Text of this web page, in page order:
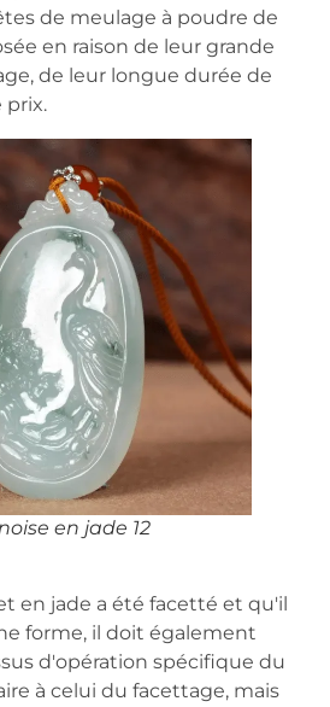
de meulage à poudre de
en raison de leur grande
de leur longue durée de
prix.
en jade 12
en jade a été facetté et qu'il
forme, il doit également
d'opération spécifique du
à celui du facettage, mais